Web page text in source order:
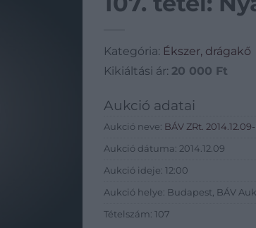
Kategória: Ékszer, drágakő
Kikiáltási ár: 20 000 Ft
Aukció adatai
Aukció neve: BÁV ZRt.
Aukció dátuma: 2014.12.09
Aukció ideje: 12:00
Aukció helye: Budapest, BÁV
Tételszám: 107